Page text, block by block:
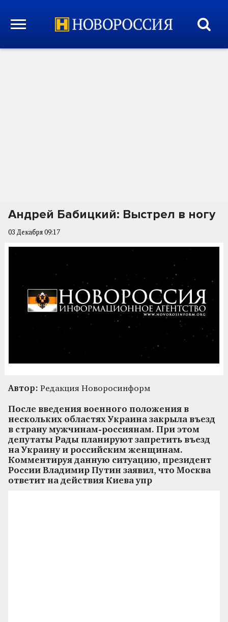
Андрей Бабицкий: Выстрел в ногу
03 Декабря 09:17
Автор: Редакция Новоросинформ
После введения военного положения в
нескольких областях Украина закрыла въезд
в страну мужчинам-россиянам. При этом
депутаты Рады планируют запретить въезд
на Украину и российским женщинам.
Комментируя данную ситуацию, президент
России Владимир Путин заявил, что Москва
ответит на действия Киева упр